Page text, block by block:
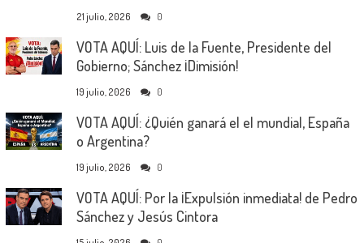
21 julio, 2026 0
VOTA AQUÍ: Luis de la Fuente, Presidente del
Gobierno; Sánchez ¡Dimisión!
19 julio, 2026 0
VOTA AQUÍ: ¿Quién ganará el el mundial, España
o Argentina?
19 julio, 2026 0
VOTA AQUÍ: Por la ¡Expulsión inmediata! de Pedro
Sánchez y Jesús Cintora